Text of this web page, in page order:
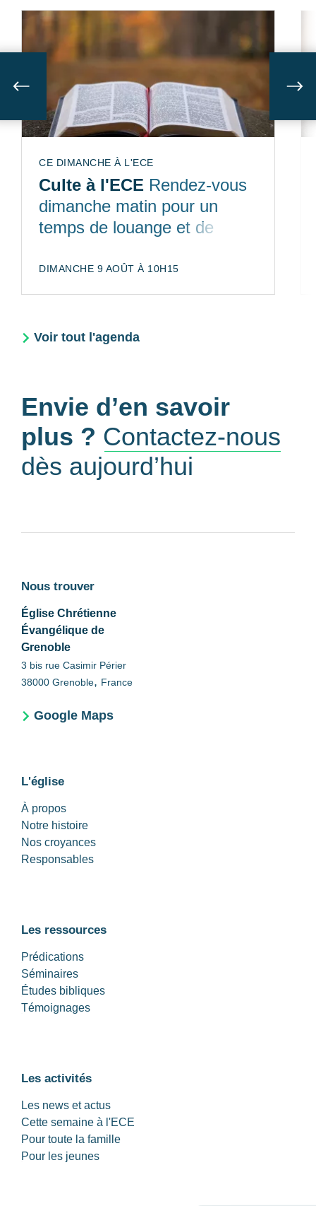
CE DIMANCHE À L'ECE
Culte à l'ECE Rendez-vous
dimanche matin pour un
temps de louange et de
DIMANCHE 9 AOÛT À 10H15
Suivant
Voir tout l'agenda
Envie d’en savoir
plus ? Contactez-nous
dès aujourd’hui
Nous trouver
Église Chrétienne
Évangélique de
Grenoble
3 bis rue Casimir Périer
38000 Grenoble, France
Google Maps
L'église
À propos
Notre histoire
Nos croyances
Responsables
Les ressources
Prédications
Séminaires
Études bibliques
Témoignages
Les activités
Les news et actus
Cette semaine à l'ECE
Pour toute la famille
Pour les jeunes